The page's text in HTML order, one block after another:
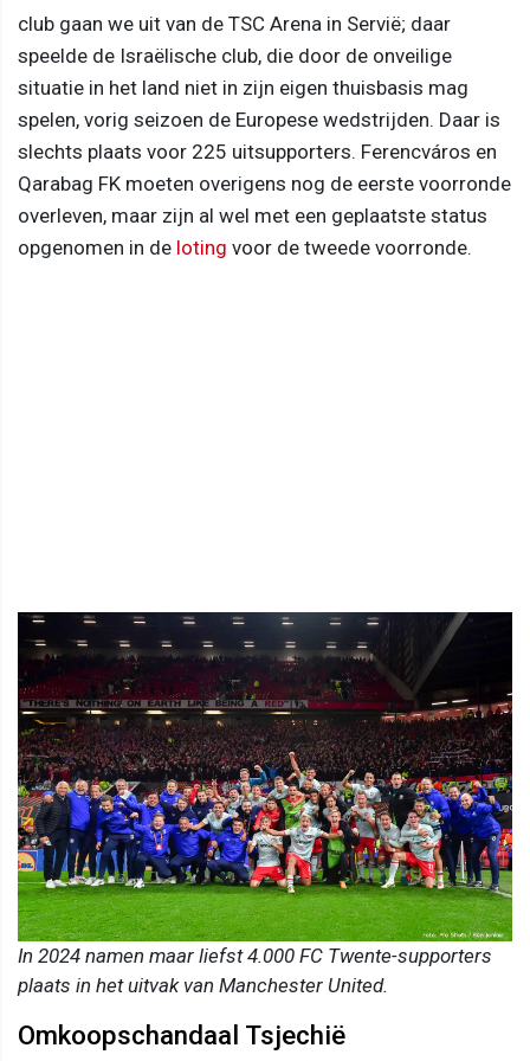
club gaan we uit van de TSC Arena in Servië; daar
speelde de Israëlische club, die door de onveilige
situatie in het land niet in zijn eigen thuisbasis mag
spelen, vorig seizoen de Europese wedstrijden. Daar is
slechts plaats voor 225 uitsupporters. Ferencváros en
Qarabag FK moeten overigens nog de eerste voorronde
overleven, maar zijn al wel met een geplaatste status
opgenomen in de loting voor de tweede voorronde.
In 2024 namen maar liefst 4.000 FC Twente-supporters
plaats in het uitvak van Manchester United.
Omkoopschandaal Tsjechië